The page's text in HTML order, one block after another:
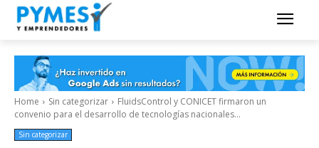
Home Sin categorizar
FluidsControl y CONICET firmaron un
convenio para el desarrollo de tecnologías nacionales...
Sin categorizar